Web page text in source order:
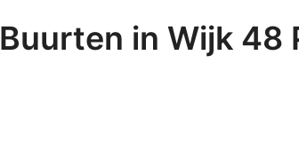
Buurten in Wijk 48